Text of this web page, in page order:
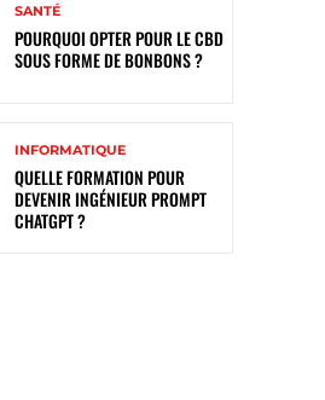
SANTÉ
POURQUOI OPTER POUR LE CBD
SOUS FORME DE BONBONS ?
INFORMATIQUE
QUELLE FORMATION POUR
DEVENIR INGÉNIEUR PROMPT
CHATGPT ?